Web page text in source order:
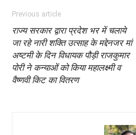
Previous article
राज्य सरकार द्वारा प्रदेश भर में चलाये
जा रहे नारी शक्ति उत्साह के मद्देनजर मां
अष्टमी के दिन विधायक पौड़ी राजकुमार
पोरी ने कन्याओं को किया महालक्ष्मी व
वैष्णवी किट का वितरण